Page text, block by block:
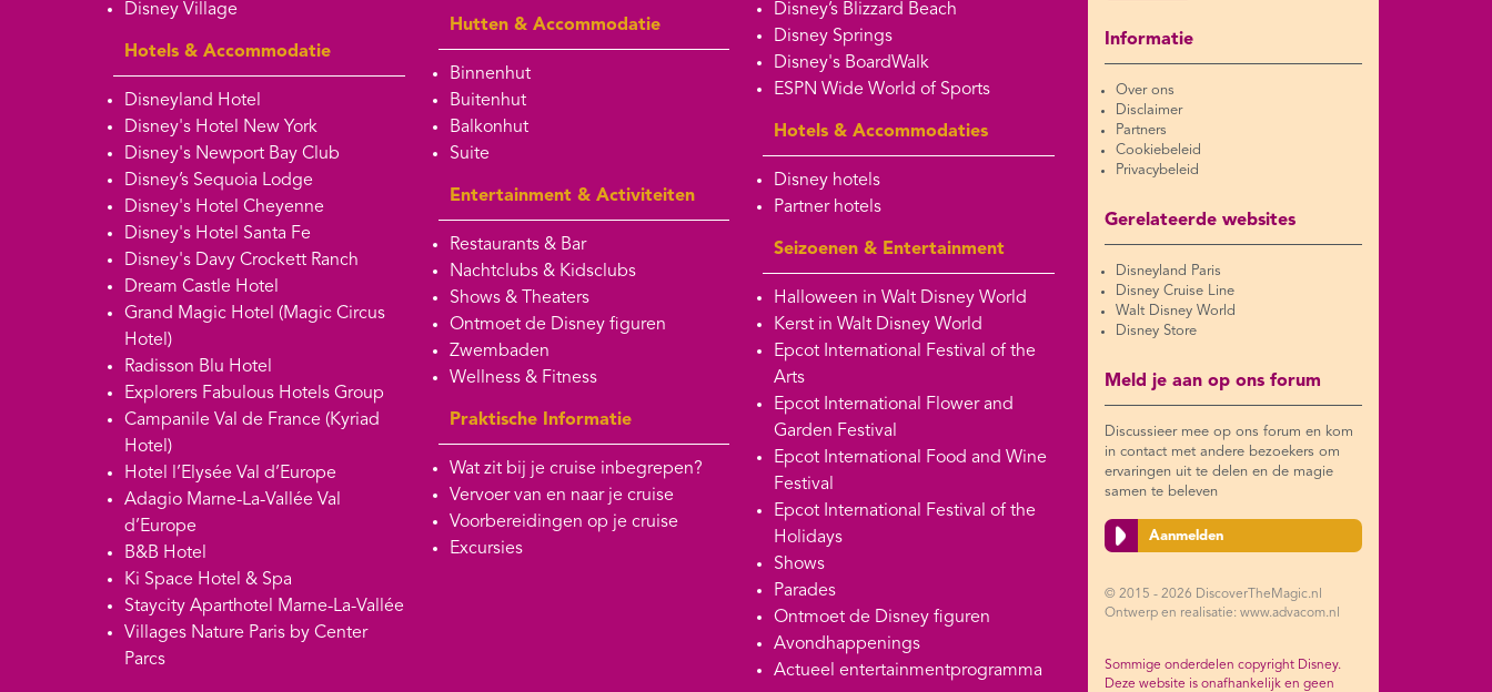
Disney Village
Hotels & Accommodatie
Disneyland Hotel
Disney's Hotel New York
Disney's Newport Bay Club
Disney’s Sequoia Lodge
Disney's Hotel Cheyenne
Disney's Hotel Santa Fe
Disney's Davy Crockett Ranch
Dream Castle Hotel
Grand Magic Hotel (Magic Circus
Hotel)
Radisson Blu Hotel
Explorers Fabulous Hotels Group
Campanile Val de France (Kyriad
Hotel)
Hotel l’Elysée Val d’Europe
Adagio Marne-La-Vallée Val
d’Europe
B&B Hotel
Ki Space Hotel & Spa
Staycity Aparthotel Marne-La-Vallée
Villages Nature Paris by Center
Parcs
Hutten & Accommodatie
Binnenhut
Buitenhut
Balkonhut
Suite
Entertainment & Activiteiten
Restaurants & Bar
Nachtclubs & Kidsclubs
Shows & Theaters
Ontmoet de Disney figuren
Zwembaden
Wellness & Fitness
Praktische Informatie
Wat zit bij je cruise inbegrepen?
Vervoer van en naar je cruise
Voorbereidingen op je cruise
Excursies
Disney’s Blizzard Beach
Disney Springs
Disney's BoardWalk
ESPN Wide World of Sports
Hotels & Accommodaties
Disney hotels
Partner hotels
Seizoenen & Entertainment
Halloween in Walt Disney World
Kerst in Walt Disney World
Epcot International Festival of the
Arts
Epcot International Flower and
Garden Festival
Epcot International Food and Wine
Festival
Epcot International Festival of the
Holidays
Shows
Parades
Ontmoet de Disney figuren
Avondhappenings
Actueel entertainmentprogramma
Informatie
Over ons
Disclaimer
Partners
Cookiebeleid
Privacybeleid
Gerelateerde websites
Disneyland Paris
Disney Cruise Line
Walt Disney World
Disney Store
Meld je aan op ons forum
Discussieer mee op ons forum en kom
in contact met andere bezoekers om
ervaringen uit te delen en de magie
samen te beleven
Aanmelden
© 2015 - 2026 DiscoverTheMagic.nl
Ontwerp en realisatie: www.advacom.nl
Sommige onderdelen copyright Disney.
Deze website is onafhankelijk en geen